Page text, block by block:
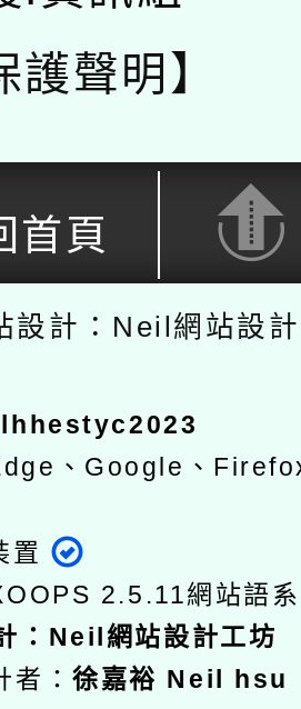
護聲明】
首頁
設計：Neil網站設
、Google、
置
2.5.11網站語
： Neil網站設計工坊
者：徐嘉裕 Neil hsu